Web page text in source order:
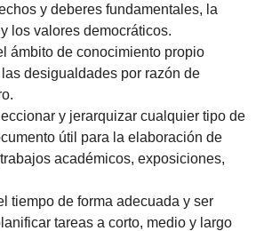
y deberes fundamentales, la
los valores democráticos.
ámbito de conocimiento propio
desigualdades por razón de
y jerarquizar cualquier tipo de
útil para la elaboración de
académicos, exposiciones,
tiempo de forma adecuada y ser
tareas a corto, medio y largo